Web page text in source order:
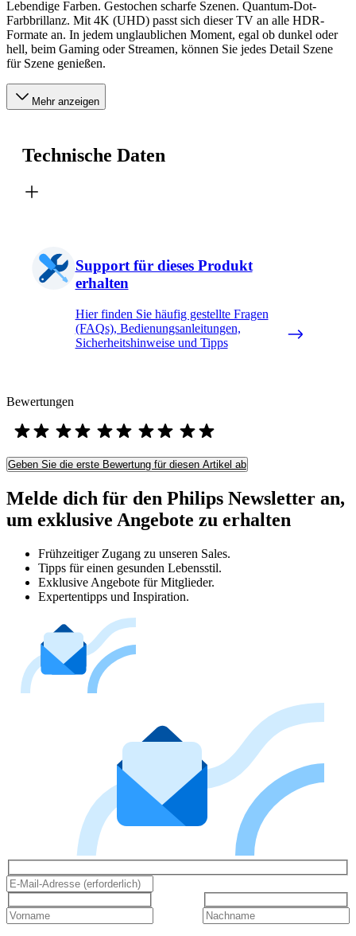
Lebendige Farben. Gestochen scharfe Szenen. Quantum-Dot-
Farbbrillanz. Mit 4K (UHD) passt sich dieser TV an alle HDR-
Formate an. In jedem unglaublichen Moment, egal ob dunkel oder
hell, beim Gaming oder Streamen, können Sie jedes Detail Szene
für Szene genießen.
Mehr anzeigen
Technische Daten
Support für dieses Produkt
erhalten
Hier finden Sie häufig gestellte Fragen
(FAQs), Bedienungsanleitungen,
Sicherheitshinweise und Tipps
Bewertungen
Geben Sie die erste Bewertung für diesen Artikel ab
Melde dich für den Philips Newsletter an,
um exklusive Angebote zu erhalten
Frühzeitiger Zugang zu unseren Sales.
Tipps für einen gesunden Lebensstil.
Exklusive Angebote für Mitglieder.
Expertentipps und Inspiration.